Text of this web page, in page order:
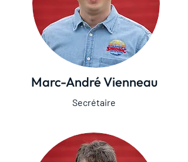
Marc-André Vienneau
Secrétaire